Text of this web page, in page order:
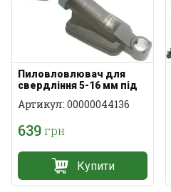
Пиловловлювач для
свердління 5-16 мм під
Артикул: 00000044136
639грн
Купити